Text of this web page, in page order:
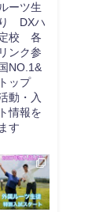
ーツ生
DXハ
校 各
ンク参
NO.1&
ップ
動・入
情報を
す